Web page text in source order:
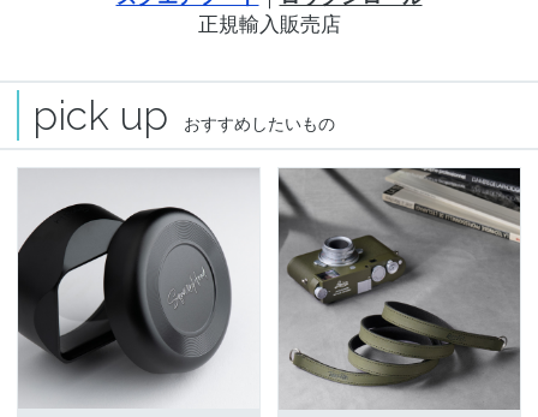
正規輸入販売店
pick up おすすめしたいもの